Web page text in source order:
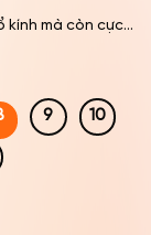
kính mà còn cực...
9 10